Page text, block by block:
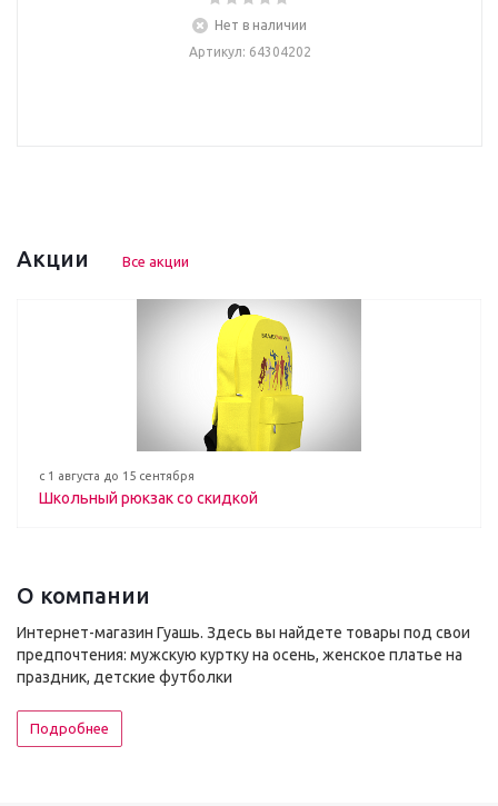
Нет в наличии
Артикул: 64304202
Акции Все акции
с 1 августа до 15 сентября
Школьный рюкзак со скидкой
О компании
Интернет-магазин Гуашь. Здесь вы найдете товары под свои
предпочтения: мужскую куртку на осень, женское платье на
праздник, детские футболки
Подробнее